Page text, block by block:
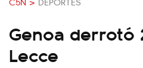
Genoa derrotó
Lecce